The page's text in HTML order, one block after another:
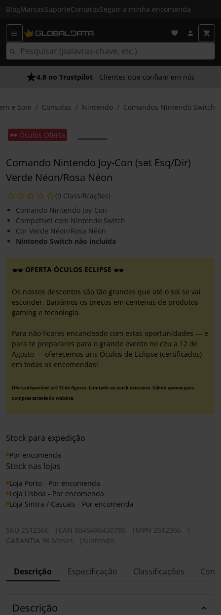
BlogMarcasSuporteContatosSeguir a minha encomenda
4.8 no Trustpilot - Clientes que confiam em nós
e Som Consolas Nintendo Comandos Nintendo Switch
🕶️ Óculos Oferta
Comando Nintendo Joy-Con (set Esq/Dir)
Verde Néon/Rosa Néon
(0 Classificações)
Comando Nintendo Joy-Con
Compatível com Nintendo Switch
Cor Verde Néon/Rosa Néon
Nintendo Switch não incluída
OFERTA ÓCULOS ECLIPSE
Os nossos descontos são tão grandes que até o sol se vai
esconder. Baixámos os preços em centenas de produtos
gaming e tecnologia.
Para não ficares encandeado com estas oportunidades — e
para te preparares para o grande evento no céu a 12 de
Agosto — oferecemos uns Óculos de Eclipse (certificados)
em todas as encomendas!
Oferta disponível até 12 de Agosto. Limitado ao stock existente. Válido apenas para
compras através do website.
Stock para expedição
Por encomenda
Stock nas lojas
Loja Porto - Por encomenda
Loja Lisboa - Por encomenda
Loja Sintra / Cascais - Por encomenda
SKU 2512366 EAN 0045496430795 MPN 2512366
GARANTIA 36 Meses
Nintendo
Descrição Especificação Classificações
Descrição